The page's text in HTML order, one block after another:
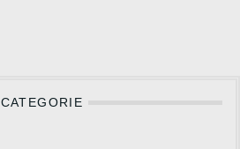
CATEGORIE